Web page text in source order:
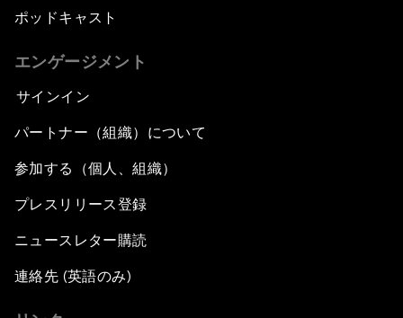
ポッドキャスト
エンゲージメント
サインイン
パートナー（組織）について
参加する（個人、組織）
プレスリリース登録
ニュースレター購読
連絡先 (英語のみ)